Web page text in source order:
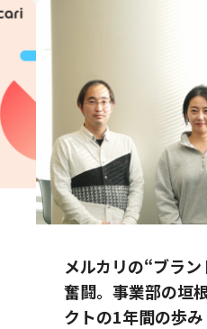
募集中の求人一覧
メルカリの“ブラ
奮闘。事業部の垣
クトの1年間の歩み